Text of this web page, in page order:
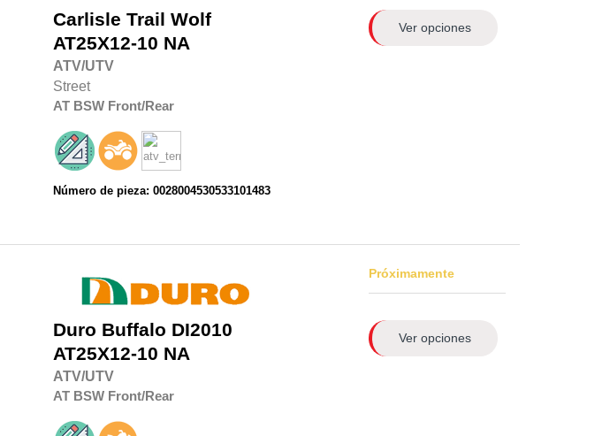
Carlisle Trail Wolf
AT25X12-10 NA
ATV/UTV
Street
AT BSW Front/Rear
Número de pieza: 0028004530533101483
Ver opciones
Duro Buffalo DI2010
AT25X12-10 NA
ATV/UTV
AT BSW Front/Rear
Próximamente
Ver opciones